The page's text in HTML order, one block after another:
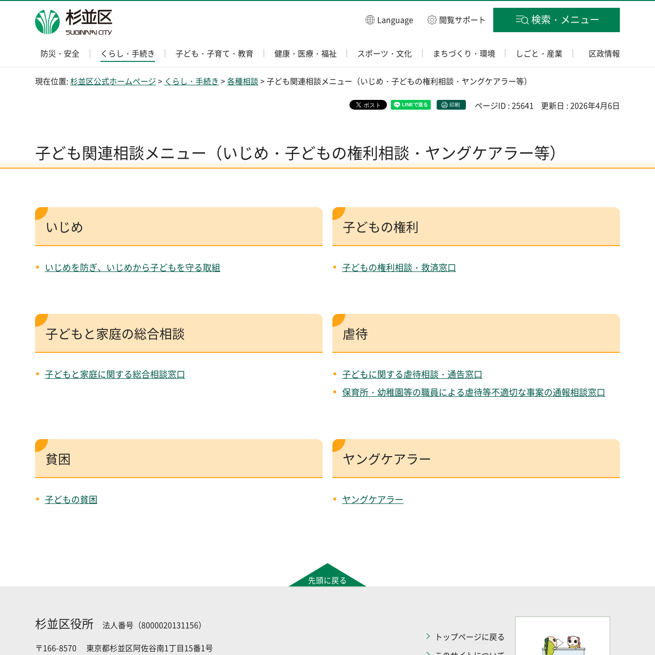
杉並区 Language 閲覧サポート 検索・メニュー
防災・安全 くらし・手続き 子ども・子育て・教育 健康・医療・福祉 スポーツ・文化 まちづくり・環境 しごと・産業 区政情報
現在位置:杉並区公式ホームページ > くらし・手続き >各種相談 > 子ども関連相談メニュー（いじめ・子どもの権利相談・ヤングケアラー等）
印刷 ページID : 25641 更新日 : 2026年4月6日
子ども関連相談メニュー（いじめ・子どもの権利相談・ヤングケアラー等）
いじめ
いじめを防ぎ、いじめから子どもを守る取組
子どもの権利
子どもの権利相談・救済窓口
子どもと家庭の総合相談
子どもと家庭に関する総合相談窓口
虐待
子どもに関する虐待相談・通告窓口
保育所・幼稚園等の職員による虐待等不適切な事案の通報相談窓口
貧困
子どもの貧困
ヤングケアラー
ヤングケアラー
先頭に戻る
杉並区役所
法人番号（8000020131156）
〒166-8570
東京都杉並区阿佐谷南1丁目15番1号
トップページに戻る